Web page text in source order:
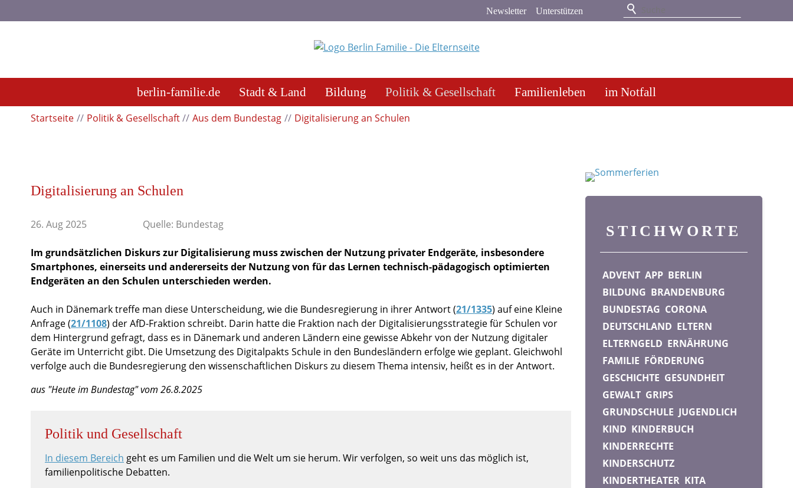
Unterstützen
Newsletter
berlin-familie.de Stadt & Land Bildung Politik & Gesellschaft Familienleben im Notfall
Startseite Politik & Gesellschaft Aus dem Bundestag Digitalisierung an Schulen
Digitalisierung an Schulen
26. Aug 2025 Quelle: Bundestag
Im grundsätzlichen Diskurs zur Digitalisierung muss zwischen der Nutzung privater Endgeräte, insbesondere
Smartphones, einerseits und andererseits der Nutzung von für das Lernen technisch-pädagogisch optimierten
Endgeräten an den Schulen unterschieden werden.
Auch in Dänemark treffe man diese Unterscheidung, wie die Bundesregierung in ihrer Antwort (21/1335) auf eine Kleine
Anfrage (21/1108) der AfD-Fraktion schreibt. Darin hatte die Fraktion nach der Digitalisierungsstrategie für Schulen vor
dem Hintergrund gefragt, dass es in Dänemark und anderen Ländern eine gewisse Abkehr von der Nutzung digitaler
Geräte im Unterricht gibt. Die Umsetzung des Digitalpakts Schule in den Bundesländern erfolge wie geplant. Gleichwohl
verfolge auch die Bundesregierung den wissenschaftlichen Diskurs zu diesem Thema intensiv, heißt es in der Antwort.
aus "Heute im Bundestag" vom 26.8.2025
Politik und Gesellschaft
In diesem Bereich geht es um Familien und die Welt um sie herum. Wir verfolgen, so weit uns das möglich ist,
familienpolitische Debatten.
STICHWORTE
ADVENT APP BERLIN
BILDUNG BRANDENBURG
BUNDESTAG CORONA
DEUTSCHLAND ELTERN
ELTERNGELD ERNÄHRUNG
FAMILIE FÖRDERUNG
GESCHICHTE GESUNDHEIT
GEWALT GRIPS
GRUNDSCHULE JUGENDLICH
KIND KINDERBUCH
KINDERRECHTE
KINDERSCHUTZ
KINDERTHEATER KITA